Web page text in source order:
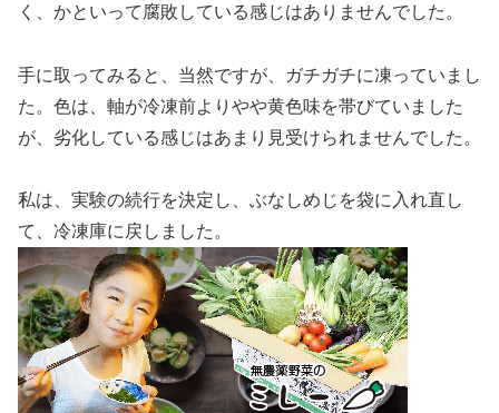
く、かといって腐敗している感じはありませんでした。
手に取ってみると、当然ですが、ガチガチに凍っていまし
た。色は、軸が冷凍前よりやや黄色味を帯びていました
が、劣化している感じはあまり見受けられませんでした。
私は、実験の続行を決定し、ぶなしめじを袋に入れ直し
て、冷凍庫に戻しました。